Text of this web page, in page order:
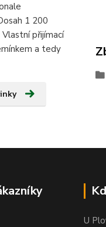
1 200
přijímací
a tedy
U